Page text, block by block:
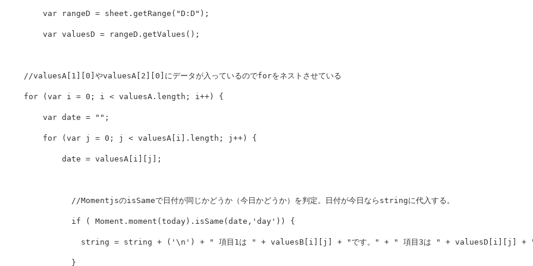
var rangeD = sheet . getRange ( "D:D " );
var valuesD = rangeD . getValues ();
//valuesA[1][0]やvaluesA[2][0]にデータが入っているのでforをネストさせている
for ( var i = 0 ; i < valuesA . length ; i++ ) {
var date = "" ;
for ( var j = 0 ; j < valuesA i ]. length ; j ++ ) {
date = valuesA i j ];
//MomentjsのisSameで日付が同じかどうか（今日かどうか）を判定。日付が今日ならstringに代入する。
if ( Moment . moment ( today ). isSame ( date , ' day ' )) {
string = string + ( ' \n ' ) + " 項目1は " + valuesB i j + "です。 " + " 項目3は " + valuesD i j +
}